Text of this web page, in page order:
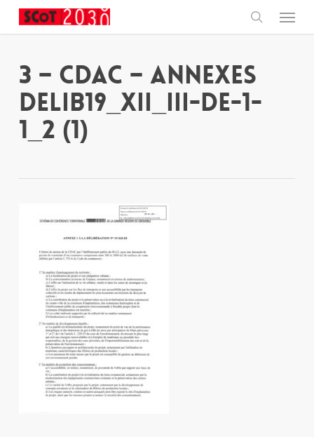
main
content search
Menu
3 – CDAC – Annexes
DELIB19_XII_III-DE-1-
1_2 (1)